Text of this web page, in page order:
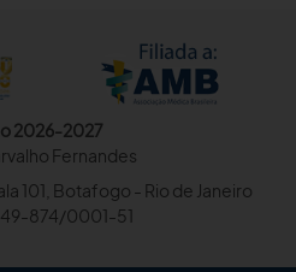
2026-2027
Fernandes
101, Botafogo - Rio de Janeiro
874/0001-51